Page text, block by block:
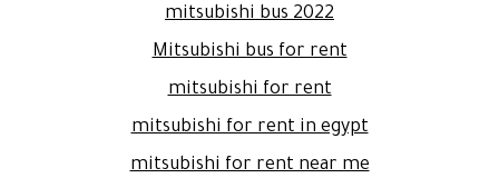
mitsubishi bus 2022
Mitsubishi bus for rent
mitsubishi for rent
mitsubishi for rent in egypt
mitsubishi for rent near me